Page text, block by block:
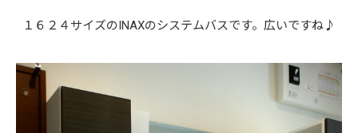
１６２４サイズのINAXのシステムバスです。広いですね♪